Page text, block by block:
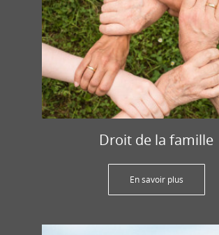
Droit de la famille
En savoir plus